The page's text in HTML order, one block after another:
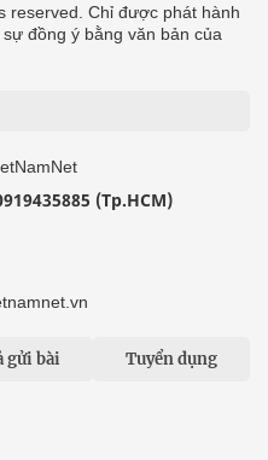
reserved. Chỉ được phát hành
đồng ý bằng văn bản của
(Tp.HCM)
gửi bài Tuyển dụng